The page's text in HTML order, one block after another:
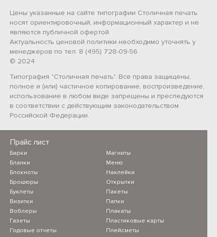
Прайс лист
Бирки
Бланки
Блокноты
Брошюры
Буклеты
Визитки
Воблеры
Газеты
Годовые отчеты
Магниты
Меню
Наклейки
Открытки
Пакеты
Папки
Плакаты
Пластиковые карты
Плейсметы
Цены указанные на сайте типографии Столичная печать
носят ориентировочный, информационный характер и не
являются публичной офертой.
Актуальность ценовой политики необходимо уточнять у
менеджеров по тел: 8 (495) 728-09-56
© 2024
Типография "Столичная печать". Все права защищены,
полное и (или) частичное копирование, воспроизведение,
использование в любом виде запрещены и преследуются
в соответствии с действующим законодательством
Российской Федерации.